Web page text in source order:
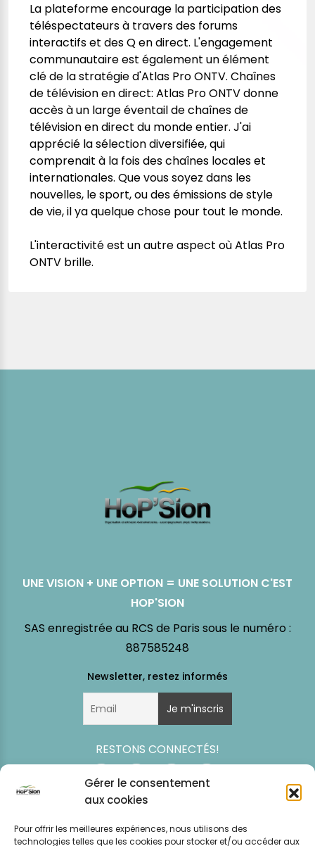
Gérer le consentement
aux cookies
Pour offrir les meilleures expériences, nous utilisons des
technologies telles que les cookies pour stocker et/ou accéder aux
La plateforme encourage la participation des
téléspectateurs à travers des forums
interactifs et des Q en direct. L'engagement
communautaire est également un élément
clé de la stratégie d'Atlas Pro ONTV. Chaînes
de télévision en direct: Atlas Pro ONTV donne
accès à un large éventail de chaînes de
télévision en direct du monde entier. J'ai
apprécié la sélection diversifiée, qui
comprenait à la fois des chaînes locales et
internationales. Que vous soyez dans les
nouvelles, le sport, ou des émissions de style
de vie, il ya quelque chose pour tout le monde.
L'interactivité est un autre aspect où Atlas Pro
ONTV brille.
UNE VISION + UNE OPTION = UNE SOLUTION C'EST
HOP'SION
SAS enregistrée au RCS de Paris sous le numéro :
887585248
RESTONS CONNECTÉS!